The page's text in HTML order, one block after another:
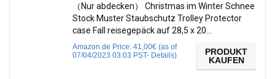
（Nur abdecken） Christmas im Winter Schnee
Stock Muster Staubschutz Trolley Protector
case Fall reisegepäck auf 28,5 x 20…
Amazon.de Price: 41,00€ (as of
07/04/2023 03:03 PST- Details)
PRODUKT
KAUFEN